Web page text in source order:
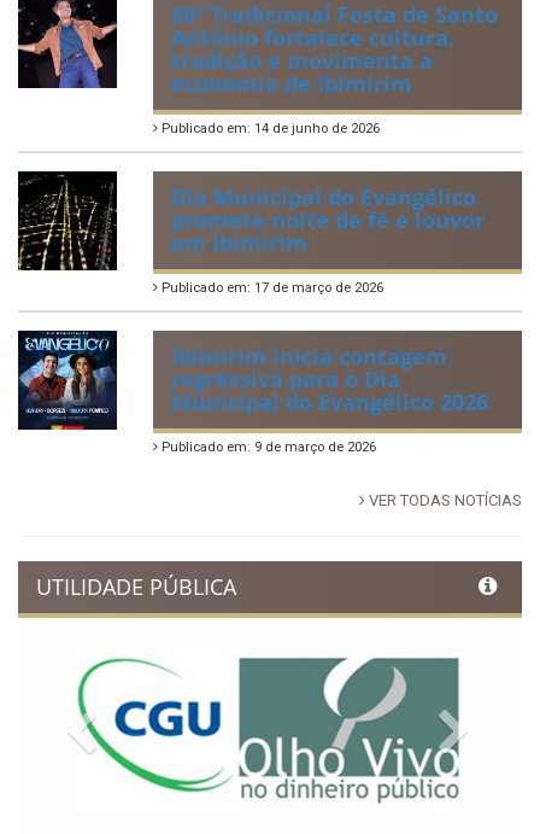
88ª Tradicional Festa de Santo
Antônio fortalece cultura,
tradição e movimenta a
economia de Ibimirim
Publicado em: 14 de junho de 2026
Dia Municipal do Evangélico
promete noite de fé e louvor
em Ibimirim
Publicado em: 17 de março de 2026
Ibimirim inicia contagem
regressiva para o Dia
Municipal do Evangélico 2026
Publicado em: 9 de março de 2026
VER TODAS NOTÍCIAS
UTILIDADE PÚBLICA
Previous